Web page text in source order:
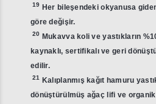
19 Her bileşendeki okyanusa
göre değişir.
20 Mukavva koli ve yastıkların
kaynaklı, sertifikalı ve geri
edilir.
21 Kalıplanmış kağıt hamuru
dönüştürülmüş ağaç lifi ve